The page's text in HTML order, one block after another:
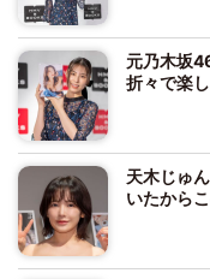
元乃木坂
折々で楽し
天木じゅ
いたから